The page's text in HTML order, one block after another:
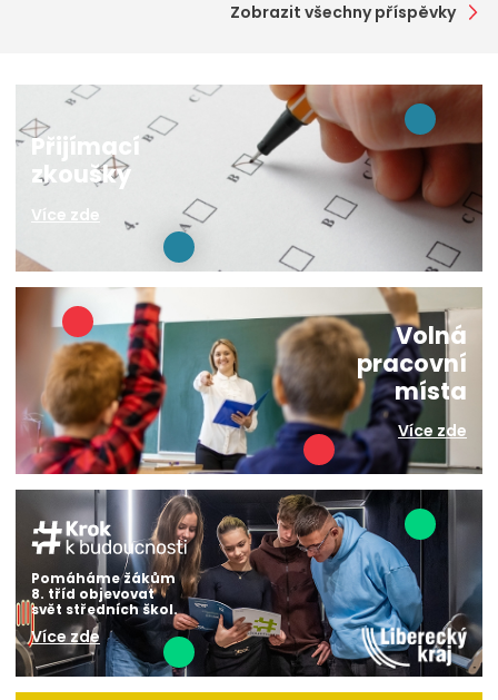
Zobrazit všechny příspěvky
Přijímací
zkoušky
Více zde
Volná
pracovní
místa
Více zde
Pomáháme žákům
8. tříd objevovat
svět středních škol.
Více zde